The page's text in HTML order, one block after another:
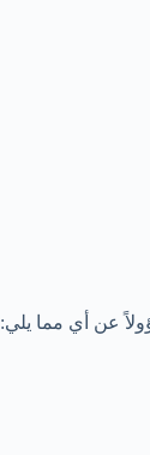
عن أي مما يلي: